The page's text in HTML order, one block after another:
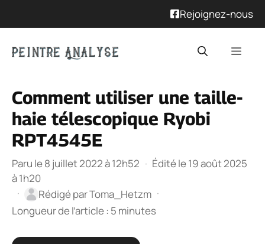
Rejoignez-nous
Comment utiliser une taille-
haie télescopique Ryobi
RPT4545E
Paru le 8 juillet 2022 à 12h52 · Édité le 19 août 2025
à 1h20
·
Rédigé parToma_Hetzm ·
Longueur de l’article : 5 minutes